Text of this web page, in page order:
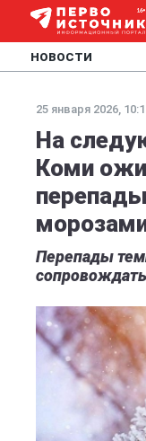
НОВОСТИ
25 января 2026,
На
Коми
Перепады